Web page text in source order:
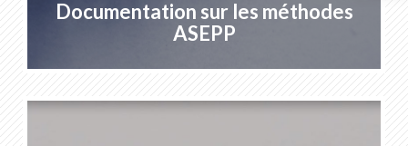
Documentation sur les méthodes
ASEPP